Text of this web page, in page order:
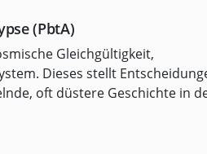
(PbtA)
Gleichgültigkeit,
Dieses stellt
oft düstere Geschichte in